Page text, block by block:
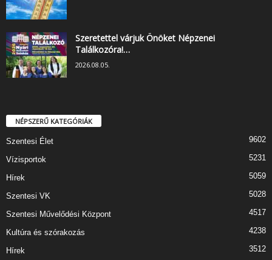
Szeretettel várjuk Önöket Népzenei
Találkozóra!…
2026.08.05.
NÉPSZERŰ KATEGÓRIÁK
Szentesi Élet 9602
Vízisportok 5231
Hírek 5059
Szentesi VK 5028
Szentesi Művelődési Központ 4517
Kultúra és szórakozás 4238
Hírek 3512